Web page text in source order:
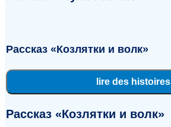
Рассказ «Козлятки и волк»
lire des histoires
Рассказ «Козлятки и волк»